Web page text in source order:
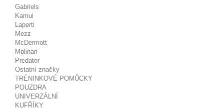
Gabriels
Kamui
Laperti
Mezz
McDermott
Molinari
Predator
Ostatní značky
TRÉNINKOVÉ POMŮCKY
POUZDRA
UNIVERZÁLNÍ
KUFŘÍKY